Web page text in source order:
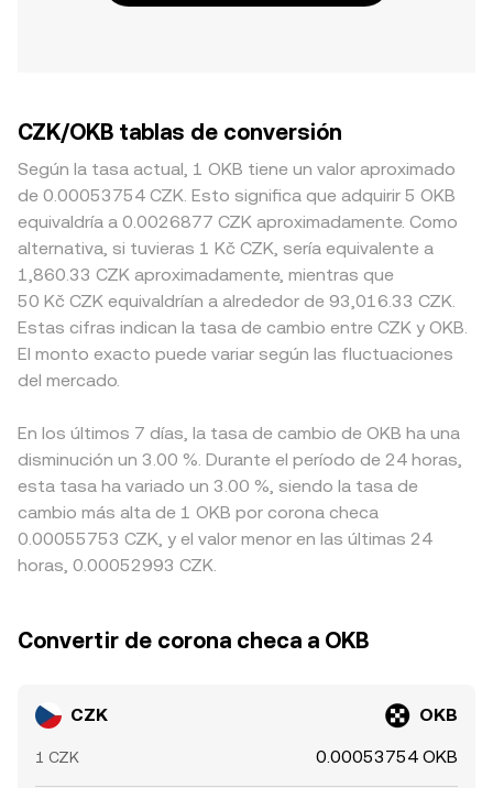
CZK/OKB tablas de conversión
Según la tasa actual, 1 OKB tiene un valor aproximado
de 0.00053754 CZK. Esto significa que adquirir 5 OKB
equivaldría a 0.0026877 CZK aproximadamente. Como
alternativa, si tuvieras 1 Kč CZK, sería equivalente a
1,860.33 CZK aproximadamente, mientras que
50 Kč CZK equivaldrían a alrededor de 93,016.33 CZK.
Estas cifras indican la tasa de cambio entre CZK y OKB.
El monto exacto puede variar según las fluctuaciones
del mercado.
En los últimos 7 días, la tasa de cambio de OKB ha una
disminución un 3.00 %. Durante el período de 24 horas,
esta tasa ha variado un 3.00 %, siendo la tasa de
cambio más alta de 1 OKB por corona checa
0.00055753 CZK, y el valor menor en las últimas 24
horas, 0.00052993 CZK.
Convertir de corona checa a OKB
CZK OKB
1 CZK 0.00053754 OKB